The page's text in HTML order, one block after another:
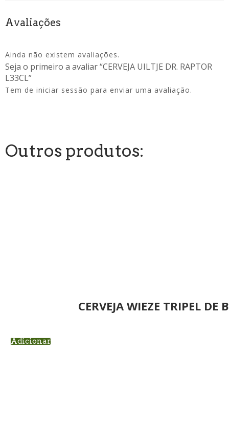
Avaliações
Ainda não existem avaliações.
Seja o primeiro a avaliar “CERVEJA UILTJE DR. RAPTOR
L33CL”
Tem de iniciar sessão para enviar uma avaliação.
Outros produtos:
CERVEJA WIEZE TRIPEL DE
Adicionar